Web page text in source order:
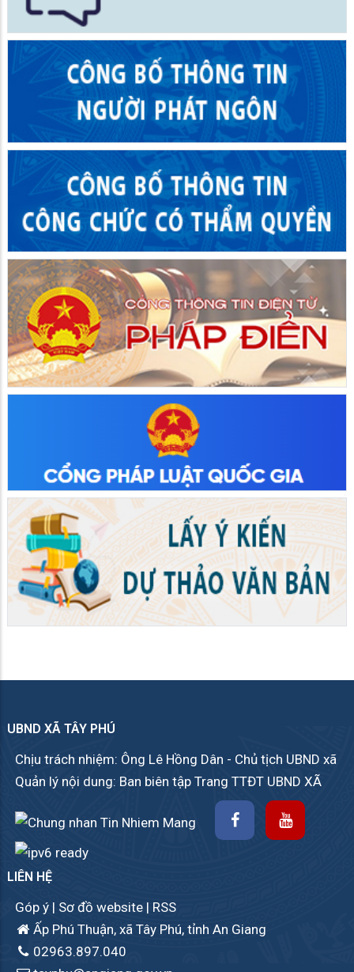
UBND XÃ TÂY PHÚ
Chịu trách nhiệm: Ông Lê Hồng Dân - Chủ tịch UBND xã
Quản lý nội dung: Ban biên tập Trang TTĐT UBND XÃ
LIÊN HỆ
Góp ý | Sơ đồ website | RSS
Ấp Phú Thuận, xã Tây Phú, tỉnh An Giang
02963.897.040